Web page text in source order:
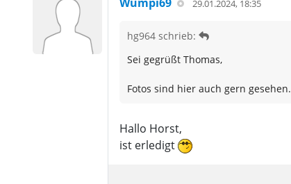
29.01.2024, 18:35
hg964 schrieb:
Sei gegrüßt Thomas,
Fotos sind hier auch gern gesehen.
Hallo Horst,
ist erledigt